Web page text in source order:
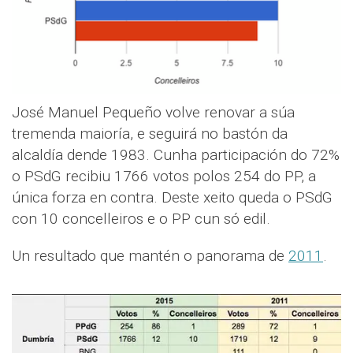
José Manuel Pequeño volve renovar a súa
tremenda maioría, e seguirá no bastón da
alcaldía dende 1983. Cunha participación do 72%
o PSdG recibiu 1766 votos polos 254 do PP, a
única forza en contra. Deste xeito queda o PSdG
con 10 concelleiros e o PP cun só edil.
Un resultado que mantén o panorama de 2011 .